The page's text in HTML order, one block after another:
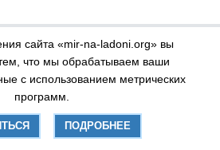
сайта «mir-na-ladoni.org» вы
что мы обрабатываем ваши
с использованием метрических
программ.
ПОДРОБНЕЕ